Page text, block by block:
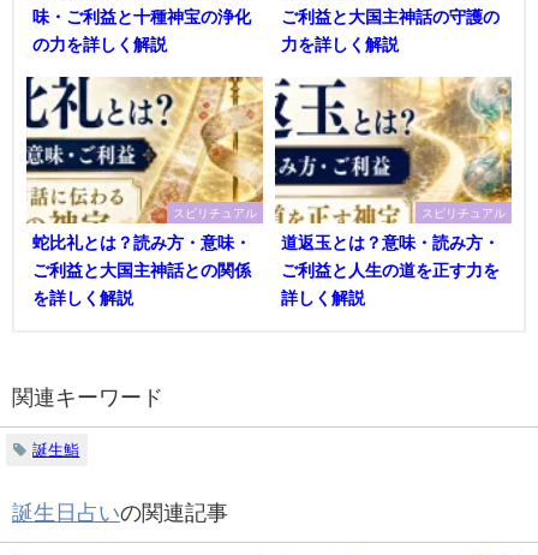
味・ご利益と十種神宝の浄化
の力を詳しく解説
ご利益と大国主神話の守護の
力を詳しく解説
スピリチュアル
蛇比礼とは？読み方・意味・
ご利益と大国主神話との関係
を詳しく解説
スピリチュアル
道返玉とは？意味・読み方・
ご利益と人生の道を正す力を
詳しく解説
関連キーワード
誕生鮨
誕生日占いの関連記事